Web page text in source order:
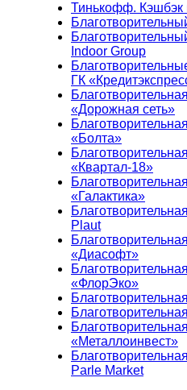
Тинькофф. Кэшбэк
Indoor Group
ГК
«Дорожная сеть»
«Болта»
«Квартал-18»
«Галактика»
Plaut
«Диасофт»
«ФлорЭко»
«Металлоинвест»
Parle Market